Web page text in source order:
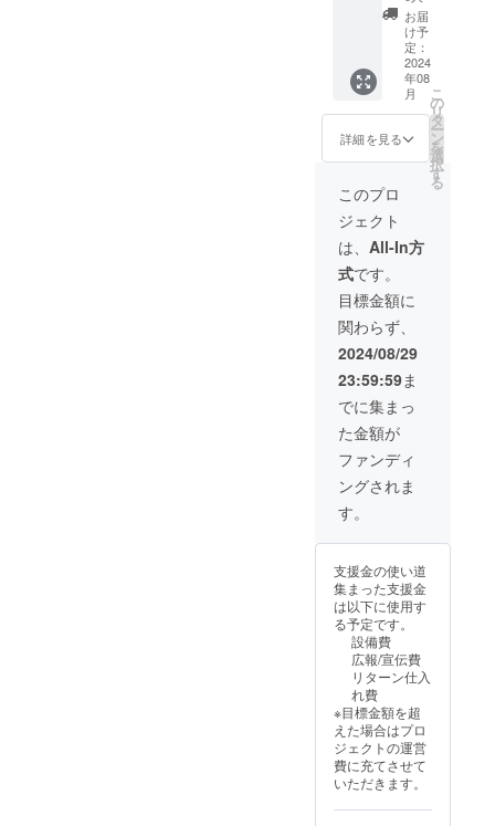
はメールにてご
連絡させていた
だきます。 ＜備
考欄記入＞支援
時、必ず備考欄
に掲載を希望さ
れる内容をご記
入ください。 ・
自由 （スペース
め、掲載点数・
場所は申し込み
件数により変動
致します。） ＜
掲載箇所＞２箇
所 ＜掲載期間＞
事業が存続する
限り掲載 ＜掲載
ゴ、広告 （掲載
内容は内容が適
切かどうか、事
前に審査させて
いただきます）
細はメールにて
ご連絡させてい
ただきます。 ＜
備考欄記入＞支
援時、必ず備考
欄に掲載を希望
される内容をご
記入ください。
ズ＞
XS,S,M.
L.XL.XX
リジナ
ルセッ
トアッ
プ ＜サ
イズ＞
XS,S,M.
L.XL.XX
L ＜枚
数＞２
着 ・オ
リジナ
ルタオ
ル ＜枚
数＞1枚
＜サイ
ズ＞
800×34
0㎜ ・
オリジ
ナルス
テッ
カー ＜
枚数＞
１枚 ＜
x 6cm ※
ンは、
予告な
く変更
される
場合が
ありま
す。 ・
広告掲
載 ＜掲
載サイ
ズ＞自
由 （ス
ペース
お届
け予
定：
2024
年08
月
詳細を見る
こ
の
リ
タ
ー
ン
を
選
択
す
る
このプロ
ジェクト
は、 All-In方
式です。
目標金額に
関わらず、
2024/08/29
23:59:59ま
でに集まっ
た金額が
ファンディ
ングされま
す。
支援金の使い道
集まった支援金
は以下に使用す
る予定です。
設備費
広報/宣伝費
リターン仕入
れ費
※目標金額を超
えた場合はプロ
ジェクトの運営
費に充てさせて
いただきます。